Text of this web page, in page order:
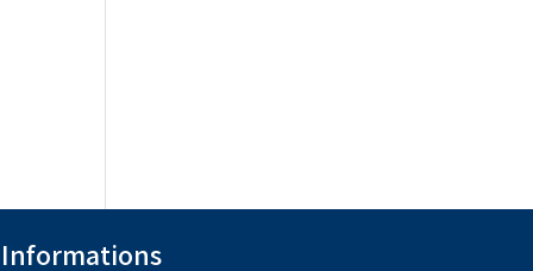
Informations